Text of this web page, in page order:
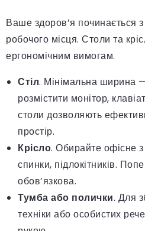
Ваше здоров’я починається
робочого місця. Столи та
ергономічним вимогам.
Стіл. Мінімальна ширина
розмістити монітор,
столи дозволяють
простір.
Крісло. Обирайте офісне
спинки, підлокітників.
обов’язкова.
Тумба або полички. Для
техніки або особистих